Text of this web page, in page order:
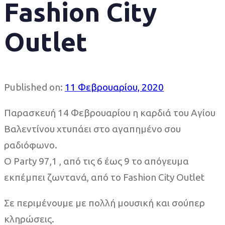
Fashion City
Outlet
Published on: 11 Φεβρουαρίου, 2020
Παρασκευή 14 Φεβρουαρίου η καρδιά του Αγίου
Βαλεντίνου χτυπάει στο αγαπημένο σου
ραδιόφωνο.
Ο Party 97,1 , από τις 6 έως 9 το απόγευμα
εκπέμπει ζωντανά, από το Fashion City Outlet
Σε περιμένουμε με πολλή μουσική και σούπερ
κληρώσεις.